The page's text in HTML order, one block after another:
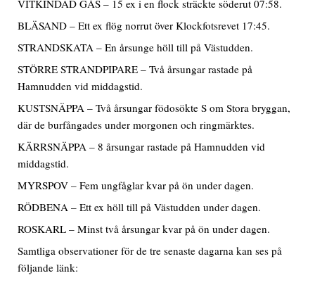
VITKINDAD GÅS – 15 ex i en flock sträckte söderut 07:58.
BLÄSAND – Ett ex flög norrut över Klockfotsrevet 17:45.
STRANDSKATA – En årsunge höll till på Västudden.
STÖRRE STRANDPIPARE – Två årsungar rastade på
Hamnudden vid middagstid.
KUSTSNÄPPA – Två årsungar födosökte S om Stora bryggan,
där de burfångades under morgonen och ringmärktes.
KÄRRSNÄPPA – 8 årsungar rastade på Hamnudden vid
middagstid.
MYRSPOV – Fem ungfåglar kvar på ön under dagen.
RÖDBENA – Ett ex höll till på Västudden under dagen.
ROSKARL – Minst två årsungar kvar på ön under dagen.
Samtliga observationer för de tre senaste dagarna kan ses på
följande länk: